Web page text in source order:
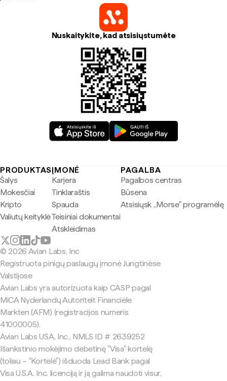
Nuskaitykite, kad atsisiųstumėte
PRODUKTAS
Šalys
Mokesčiai
Kripto
Valiutų keityklė
ĮMONĖ
Karjera
Tinklaraštis
Spauda
Teisiniai dokumentai
Atskleidimas
PAGALBA
Pagalbos centras
Būsena
Atsisiųsk „Morse" programėlę
© 2026 Avian Labs, Inc
Registruota pinigų paslaugų įmonė Jungtinėse
Valstijose
Avian Labs yra autorizuota kaip CASP pagal
MiCA Nyderlandų Autoriteit Financiële
Markten (AFM) (registracijos numeris
41000005).
Avian Labs USA, Inc., NMLS ID # 2639252
Išankstinio mokėjimo debetinę "Visa" kortelę
(toliau – "Kortelė") išduoda Lead Bank pagal
Visa U.S.A. Inc. licenciją ir ją galima naudoti visur,